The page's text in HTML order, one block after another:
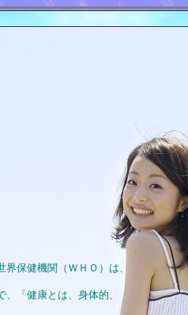
界保健機関（ＷＨＯ）は、
、「健康とは、身体的、